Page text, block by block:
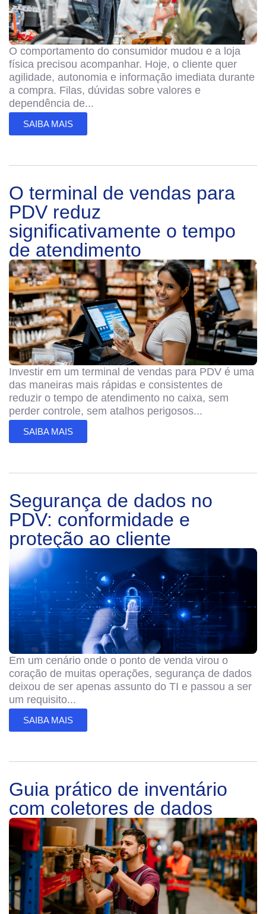
O comportamento do consumidor mudou e a loja
física precisou acompanhar. Hoje, o cliente quer
agilidade, autonomia e informação imediata durante
a compra. Filas, dúvidas sobre valores e
dependência de...
SAIBA MAIS
O terminal de vendas para
PDV reduz
significativamente o tempo
de atendimento
Investir em um terminal de vendas para PDV é uma
das maneiras mais rápidas e consistentes de
reduzir o tempo de atendimento no caixa, sem
perder controle, sem atalhos perigosos...
SAIBA MAIS
Segurança de dados no
PDV: conformidade e
proteção ao cliente
Em um cenário onde o ponto de venda virou o
coração de muitas operações, segurança de dados
deixou de ser apenas assunto do TI e passou a ser
um requisito...
SAIBA MAIS
Guia prático de inventário
com coletores de dados